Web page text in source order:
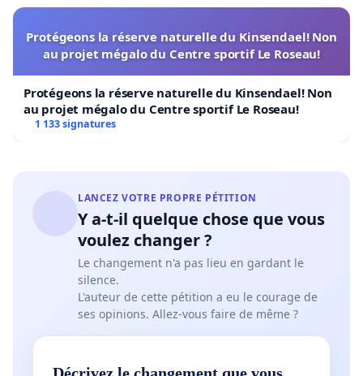
Protégeons la réserve naturelle du Kinsendael! Non
au projet mégalo du Centre sportif Le Roseau!
Protégeons la réserve naturelle du Kinsendael! Non
au projet mégalo du Centre sportif Le Roseau!
1 133 signatures
LANCEZ VOTRE PROPRE PÉTITION
Y a-t-il quelque chose que vous
voulez changer ?
Le changement n'a pas lieu en gardant le
silence.
L'auteur de cette pétition a eu le courage de
ses opinions. Allez-vous faire de même ?